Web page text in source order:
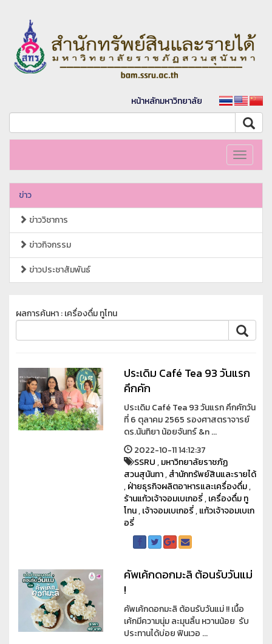
หน้าหลักมหาวิทยาลัย
Toggle
ข่าว
ข่าววิชาการ
ข่าวกิจกรรม
ข่าวประชาสัมพันธ์
ผลการค้นหา : เครื่องดื่ม ทูโทน
ประเดิม Café Tea 93 วันแรก
คึกคัก
ประเดิม Café Tea 93 วันแรก คึกคักวัน
ที่ 6 ตุลาคม 2565 รองศาสตราจารย์
ดร.นันทิยา น้อยจันทร์ &n ...
2022-10-11 14:12:37
SSRU,มหาวิทยาลัยราชภัฏ
สวนสุนันทา,สำนักทรัพย์สินและรายได้
,ฝ่ายธุรกิจผลิตอาหารและเครื่องดื่ม,
ร้านแก้วเจ้าจอมเบเกอรี่,เครื่องดื่ม ทู
โทน,เจ้าจอมเบเกอรี่,แก้วเจ้าจอมเบเก
อรี่
คัพเค้กดอกมะลิ ต้อนรับวันแม่
!
คัพเค้กดอกมะลิ ต้อนรับวันแม่ !! เนื้อ
เค้กมีความนุ่ม ละมุนลิ้น หวานน้อย รับ
ประทานได้บ่อย ฟินเวอ ...